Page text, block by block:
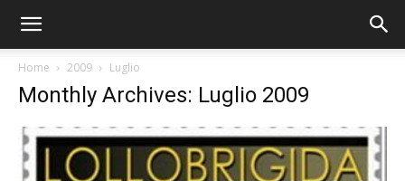
Home 2009 Luglio
Monthly Archives: Luglio 2009